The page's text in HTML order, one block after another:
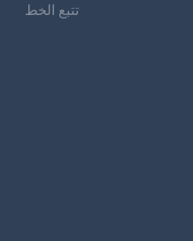
تتبع الخط